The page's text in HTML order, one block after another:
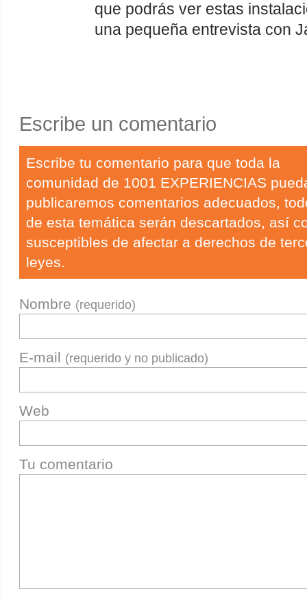
que podrás ver estas
una pequeña entrevista con
Escribe un comentario
Escribe tu comentario para que toda la
comunidad de 1001 EXPERIENCIAS
publicaremos comentarios adecuados,
de esta temática serán descartados, así
susceptibles de afectar a derechos de
leyes.
Nombre (requerido)
E-mail (requerido y no publicado)
Web
Tu comentario